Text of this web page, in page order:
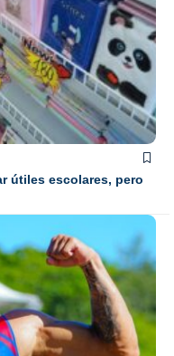
útiles escolares, pero